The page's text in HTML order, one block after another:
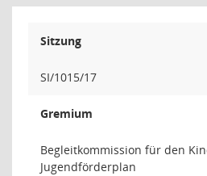
Sitzung
SI/1015/17
Gremium
Begleitkommission für den
Jugendförderplan